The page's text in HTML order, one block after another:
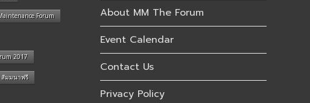
Forum
2017
สัมมนาฟรี
About MM The Forum
Event Calendar
Contact Us
Privacy Policy